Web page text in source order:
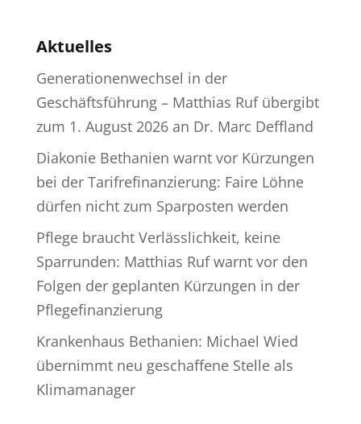
Aktuelles
Generationenwechsel in der
Geschäftsführung – Matthias Ruf übergibt
zum 1. August 2026 an Dr. Marc Deffland
Diakonie Bethanien warnt vor Kürzungen
bei der Tarifrefinanzierung: Faire Löhne
dürfen nicht zum Sparposten werden
Pflege braucht Verlässlichkeit, keine
Sparrunden: Matthias Ruf warnt vor den
Folgen der geplanten Kürzungen in der
Pflegefinanzierung
Krankenhaus Bethanien: Michael Wied
übernimmt neu geschaffene Stelle als
Klimamanager